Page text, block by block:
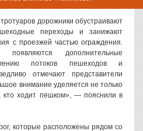
дорожники обустраивают
переходы и занижают
с проезжей частью ограждения.
появляются дополнительные
потоков пешеходов и
отмечают представители
внимание уделяется не только
кто ходит пешком», — пояснили в
которые расположены рядом со